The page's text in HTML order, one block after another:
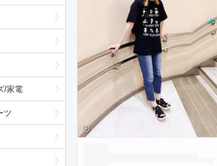
/家電
ツ